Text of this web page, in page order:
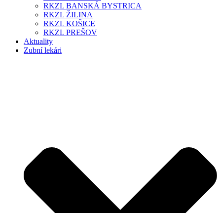
RKZL BANSKÁ BYSTRICA
RKZL ŽILINA
RKZL KOŠICE
RKZL PREŠOV
Aktuality
Zubní lekári